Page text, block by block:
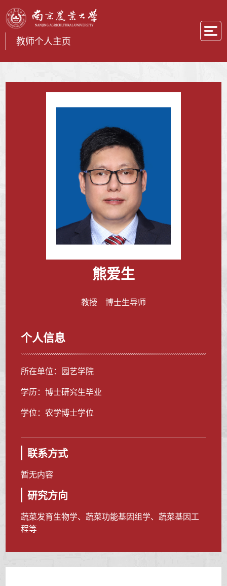
教师个人主页
熊爱生
教授 博士生导师
个人信息
所在单位：园艺学院
学历：博士研究生毕业
学位：农学博士学位
联系方式
暂无内容
研究方向
蔬菜发育生物学、蔬菜功能基因组学、蔬菜基因工
程等